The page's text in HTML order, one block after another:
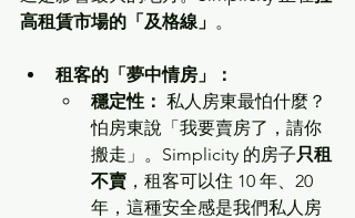
高租賃市場的「及格線」 。
租客的「夢中情房」：
穩定性： 私人房東最怕什麼？
怕房東說「我要賣房了，請你
搬走」。Simplicity 的房子只租
不賣 ，租客可以住 10 年、20
年，這種安全感是我們私人房